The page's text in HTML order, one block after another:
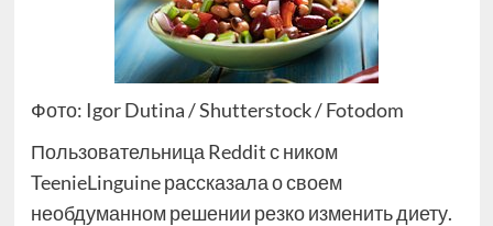
Фото: Igor Dutina / Shutterstock / Fotodom
Пользовательница Reddit с ником
TeenieLinguine рассказала о своем
необдуманном решении резко изменить диету.